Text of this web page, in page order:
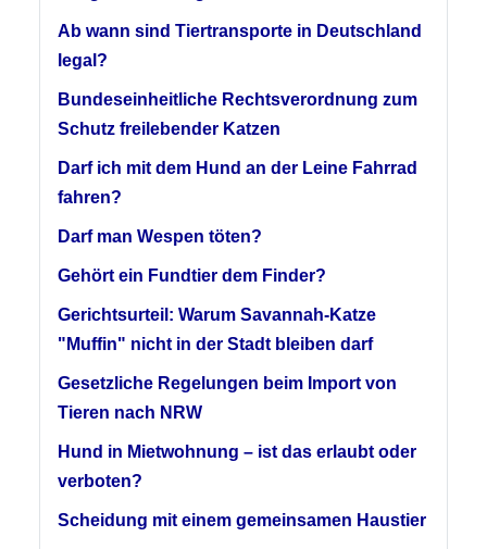
Ab wann sind Tiertransporte in Deutschland
legal?
Bundeseinheitliche Rechtsverordnung zum
Schutz freilebender Katzen
Darf ich mit dem Hund an der Leine Fahrrad
fahren?
Darf man Wespen töten?
Gehört ein Fundtier dem Finder?
Gerichtsurteil: Warum Savannah-Katze
"Muffin" nicht in der Stadt bleiben darf
Gesetzliche Regelungen beim Import von
Tieren nach NRW
Hund in Mietwohnung – ist das erlaubt oder
verboten?
Scheidung mit einem gemeinsamen Haustier